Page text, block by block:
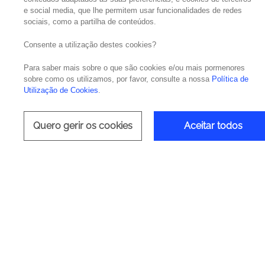
A aceleração digital intensificou a
do próprio mercado. Em entrevista à
Executive Digest (E.D.): As empresas
vivemos. Quais as soluções e serviços
Nelson Pereira (N.P.):
Existe uma clara
reflectirmos no contacto com as marcas
aceleração digital a que temos assistido
desafios às organizações, que obrigam a
Na Noesis, o nosso propósito é
tecnologia pode oferecer. Ao longo dos
para dar resposta a todos os temas
garantir uma resposta transversal a
Cibersegurança, passando pelos
e social media, que lhe permitem usar funcionalidades de redes
sociais, como a partilha de conteúdos.
Consente a utilização destes cookies?
Para saber mais sobre o que são cookies e/ou mais pormenores
sobre como os utilizamos, por favor, consulte a nossa Política de
Utilização de Cookies.
Quero gerir os cookies Aceitar todos